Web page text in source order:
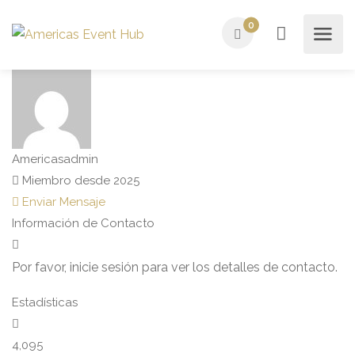
0
Americasadmin
Miembro desde 2025
Enviar Mensaje
Información de Contacto
Por favor, inicie sesión para ver los detalles de contacto.
Estadísticas
4,095